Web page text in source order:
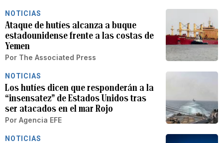
NOTICIAS
Ataque de hutíes alcanza a buque
estadounidense frente a las costas de
Yemen
Por The Associated Press
NOTICIAS
Los hutíes dicen que responderán a la
“insensatez” de Estados Unidos tras
ser atacados en el mar Rojo
Por Agencia EFE
NOTICIAS